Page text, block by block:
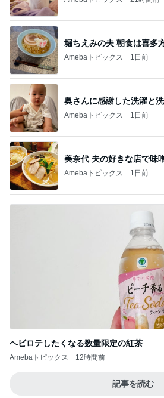
堀ちえみの夫 朝食は喜多
Amebaトピックス 1日前
奥さんに感謝した洗濯と
Amebaトピックス 1日前
美奈代 夫の好きな店で味
Amebaトピックス 1日前
ヘビロテしたくなる数量限定の紅茶
Amebaトピックス 12時間前
記事を読む